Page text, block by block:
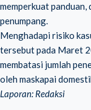
memperkuat panduan,
penumpang.
Menghadapi risiko
tersebut pada Maret
membatasi jumlah
oleh maskapai
Laporan: Redaksi